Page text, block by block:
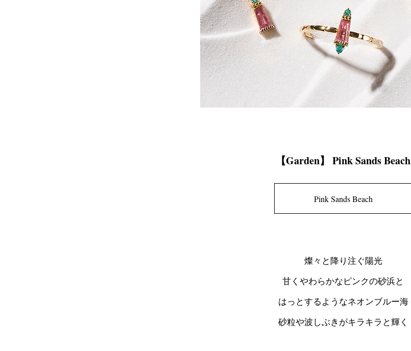
【Garden】 Pink Sands Beach
Pink Sands Beach
燦々と降り注ぐ陽光
甘くやわらかなピンクの砂浜と
はっとするようなネオンブルー海
砂粒や波しぶきがキラキラと輝く